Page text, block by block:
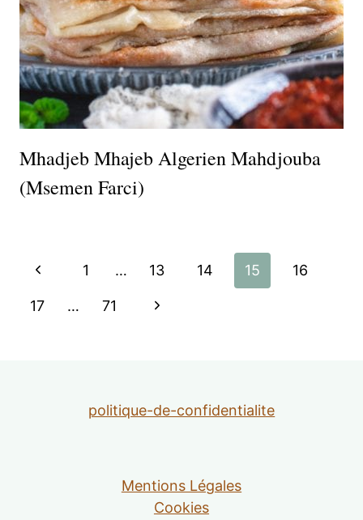
Mhadjeb Mhajeb Algerien Mahdjouba
(msemen Farci)
Navigation
de
Page
précédente
1 … 13 14 15 16
17 … 71
Page
politique-de-confidentialite
Mentions Légales
Cookies